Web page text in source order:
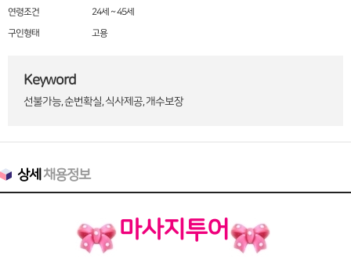
연령조건
24세 ~ 45세
구인형태
고용
Keyword
선불가능, 순번확실, 식사제공, 개수보장
상세 채용정보
마사지투어